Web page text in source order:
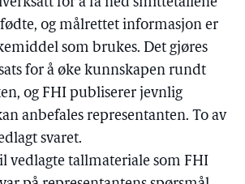
og målrettet informasjon er
som brukes. Det gjøres
for å øke kunnskapen rundt
og FHI publiserer jevnlig
anbefales representanten. To av
svaret.
vedlagte tallmateriale som FHI